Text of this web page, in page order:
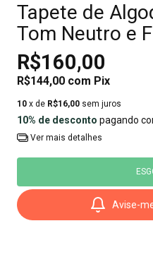
Tapete de
Tom Neutro e
R$160,00
R$144,00 com Pix
10 x de R$16,00 sem juros
10% de desconto pagando
Ver mais detalhes
Avise-